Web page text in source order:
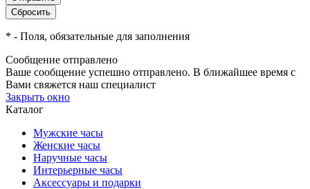
* - Поля, обязательные для заполнения
Сообщение отправлено
Ваше сообщение успешно отправлено. В ближайшее время с
Вами свяжется наш специалист
Закрыть окно
Каталог
Мужские часы
Женские часы
Наручные часы
Интерьерные часы
Аксессуары и подарки